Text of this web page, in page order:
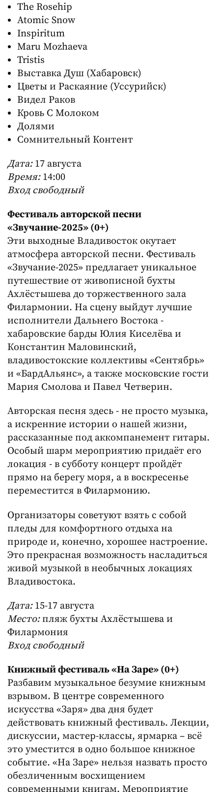
The Rosehip
Atomic Snow
Inspiritum
Maru Mozhaeva
Tristis
Выставка Душ (Хабаровск)
Цветы и Раскаяние (Уссурийск)
Видел Раков
Кровь С Молоком
Долями
Сомнительный Контент
Дата:17 августа
Время: 14:00
Вход свободный
Фестиваль авторской песни
«‎Звучание-2025» (0+)
Эти выходные Владивосток окутает
атмосфера авторской песни. Фестиваль
«Звучание-2025» предлагает уникальное
путешествие от живописной бухты
Ахлёстышева до торжественного зала
Филармонии. На сцену выйдут лучшие
исполнители Дальнего Востока -
хабаровские барды Юлия Киселёва и
Константин Маловинский,
владивостокские коллективы «Сентябрь»
и «БардАльянс», а также московские гости
Мария Смолова и Павел Четверин.
Авторская песня здесь - не просто музыка,
а искренние истории о нашей жизни,
рассказанные под аккомпанемент гитары.
Особый шарм мероприятию придаёт его
локация - в субботу концерт пройдёт
прямо на берегу моря, а в воскресенье
переместится в Филармонию.
Организаторы советуют взять с собой
пледы для комфортного отдыха на
природе и, конечно, хорошее настроение.
Это прекрасная возможность насладиться
живой музыкой в необычных локациях
Владивостока.
Дата:15-17 августа
Место:пляж бухты Ахлёстышева и
Филармония
Вход свободный
Книжный фестиваль «На Заре» (0+)
Разбавим музыкальное безумие книжным
взрывом. В центре современного
искусства «Заря» два дня будет
действовать книжный фестиваль. Лекции,
дискуссии, мастер-классы, ярмарка – всё
это уместится в одно большое книжное
событие. «На Заре» нельзя назвать просто
обезличенным восхищением
современными книгам. Мероприятие